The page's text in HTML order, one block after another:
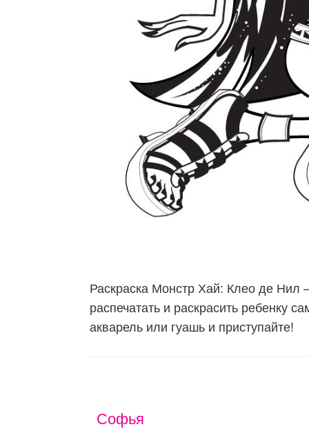
Раскраска Монстр Хай: Клео де Нил
распечатать и раскрасить ребенку
акварель или гуашь и приступайте!
Софья